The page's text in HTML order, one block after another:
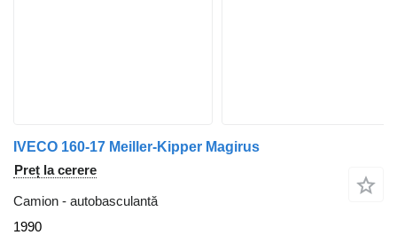
IVECO 160-17 Meiller-Kipper Magirus
Preț la cerere
Camion - autobasculantă
1990